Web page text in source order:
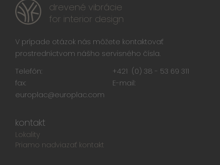
drevené vibrácie
for interior design
V prípade otázok nás môžete kontaktovať
prostredníctvom nášho servisného čísla.
Telefón:
+421 (0) 38 - 53 69 311
fax:
E-mail:
europlac@europlac.com
kontakt
Lokality
Priamo nadviazať kontakt